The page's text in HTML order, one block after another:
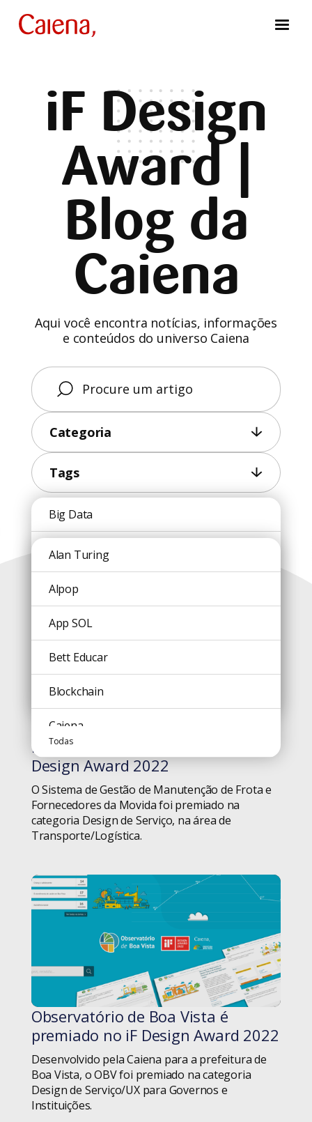
iF Design
Award |
Blog da
Caiena
Aqui você encontra notícias, informações
e conteúdos do universo Caiena
Categoria
Big Data
Blockchain
Caiena
Carreira
Comunicação
Cultura
Design
Design Thinking
Dicas
Diversidade
Geral
Homeoffice
iF Design Award
Inovação
Metodologias
Moçambique
Tags
Alan Turing
Alpop
App SOL
Bett Educar
Blockchain
Caiena
Campinas
Carreira
Ceará Transparente
Código Aberto
Comunicação
Consciência Negra
Consultoria
Conviva Educação
Coronavírus
Cultura
Todas
Conteúdos
recentes
#blog
Movida GMF é premiado no iF
Design Award 2022
O Sistema de Gestão de Manutenção de Frota e
Fornecedores da Movida foi premiado na
categoria Design de Serviço, na área de
Transporte/Logística.
#blog
Observatório de Boa Vista é
premiado no iF Design Award 2022
Desenvolvido pela Caiena para a prefeitura de
Boa Vista, o OBV foi premiado na categoria
Design de Serviço/UX para Governos e
Instituições.